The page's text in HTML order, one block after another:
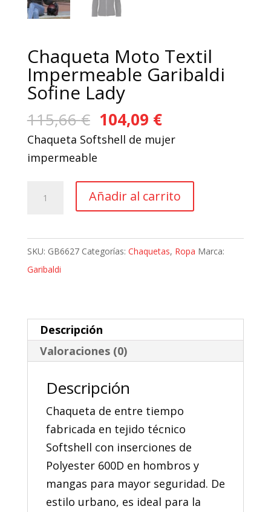
Chaqueta Moto Textil
Impermeable Garibaldi
Sofine Lady
115,66€ El
precio
115,66 €.
104,09 €El
precio
104,09 €.
Chaqueta Softshell de mujer
impermeable
Garibaldi
cantidad
Añadir al carrito
SKU: GB6627 Categorías: Chaquetas, Ropa Marca:
Garibaldi
Descripción
Valoraciones (0)
Descripción
Chaqueta de entre tiempo
fabricada en tejido técnico
Softshell con inserciones de
Polyester 600D en hombros y
mangas para mayor seguridad. De
estilo urbano, es ideal para la